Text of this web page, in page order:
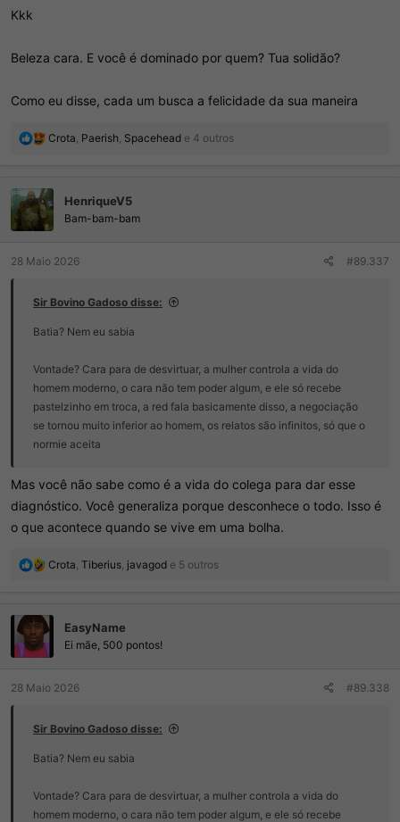
Kkk
Beleza cara. E você é dominado por quem? Tua solidão?
Como eu disse, cada um busca a felicidade da sua maneira
R
ç
õ
e
s
Crota, Paerish, Spacehead e 4 outros
HenriqueV5
Bam-bam-bam
28 Maio 2026 #89.337
Sir Bovino Gadoso disse:
Batia? Nem eu sabia
Vontade? Cara para de desvirtuar, a mulher controla a vida do
homem moderno, o cara não tem poder algum, e ele só recebe
pastelzinho em troca, a red fala basicamente disso, a negociação
se tornou muito inferior ao homem, os relatos são infinitos, só que o
normie aceita
Mas você não sabe como é a vida do colega para dar esse
diagnóstico. Você generaliza porque desconhece o todo. Isso é
o que acontece quando se vive em uma bolha.
R
ç
õ
e
s
Crota, Tiberius, javagod e 5 outros
EasyName
Ei mãe, 500 pontos!
28 Maio 2026 #89.338
Sir Bovino Gadoso disse:
Batia? Nem eu sabia
Vontade? Cara para de desvirtuar, a mulher controla a vida do
homem moderno, o cara não tem poder algum, e ele só recebe